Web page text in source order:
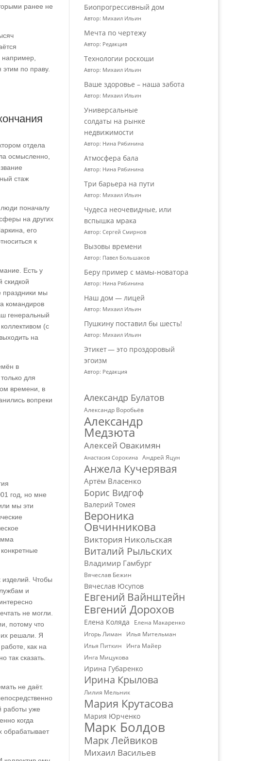
ранее не
например,
этим по праву.
отдела
осмысленно,
стаж
люди поначалу
на других
его
к
Есть у
скидкой
праздники мы
командиров
генеральный
(с
на
в
для
времени, в
вопреки
год, но мне
мы эти
изделий. Чтобы
и
не могли.
потому что
их решали. Я
как на
так сказать.
не даёт.
работы уже
когда
обрабатывает
Биопрогрессивный дом
Автор: Михаил Ильин
Мечта по чертежу
Автор: Редакция
Технологии роскоши
Автор: Михаил Ильин
Ваше здоровье – наша забота
Автор: Михаил Ильин
Универсальные
солдаты на рынке
недвижимости
Автор: Нина Рябинина
Атмосфера бала
Автор: Нина Рябинина
Три барьера на пути
Автор: Михаил Ильин
Чудеса неочевидные, или
вспышка мрака
Автор: Сергей Смирнов
Вызовы времени
Автор: Павел Большаков
Беру пример с мамы-новатора
Автор: Нина Рябинина
Наш дом — лицей
Автор: Михаил Ильин
Пушкину поставил бы шесть!
Автор: Михаил Ильин
Этикет — это проздоровый
эгоизм
Автор: Редакция
Александр Булатов
Александр Воробьёв
Александр
Медзюта
Алексей Овакимян
Анастасия Сорокина Андрей Яцун
Анжела Кучерявая
Артём Власенко
Борис Видгоф
Валерий Томея
Вероника
Овчинникова
Виктория Никольская
Виталий Рыльских
Владимир Гамбург
Вячеслав Бежин
Вячеслав Юсупов
Евгений Вайнштейн
Евгений Дорохов
Елена Коляда
Елена Макаренко
Игорь Лиман
Илья Мительман
Илья Питкин
Инга Майер
Инга Мицукова
Ирина Губаренко
Ирина Крылова
Лилия Мельник
Мария Крутасова
Мария Юрченко
Марк Болдов
Марк Лейвиков
Михаил Васильев